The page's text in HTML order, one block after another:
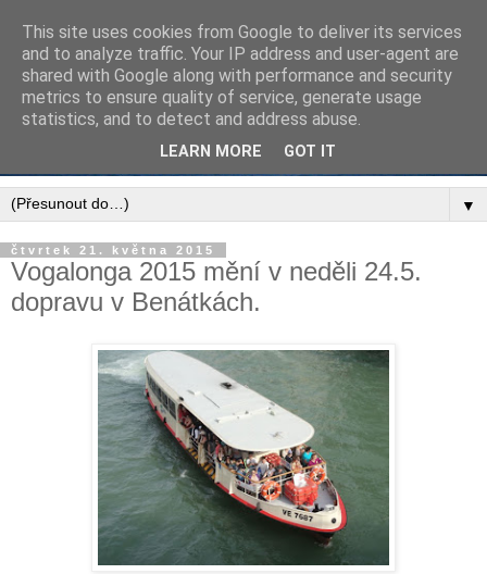
▼
čtvrtek 21. května 2015
Vogalonga 2015 mění v neděli 24.5.
dopravu v Benátkách.
This site uses cookies from Google to deliver its services
and to analyze traffic. Your IP address and user-agent are
shared with Google along with performance and security
metrics to ensure quality of service, generate usage
statistics, and to detect and address abuse.
LEARN MORE GOT IT